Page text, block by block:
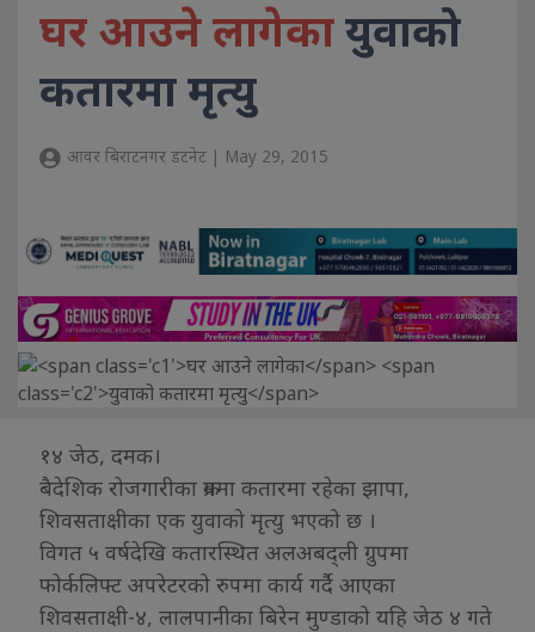
घर आउने लागेकायुवाको
कतारमा मृत्यु
आवर बिराटनगर डटनेट | May 29, 2015
१४ जेठ, दमक।
बैदेशिक रोजगारीका क्रममा कतारमा रहेका झापा,
शिवसताक्षीका एक युवाको मृत्यु भएको छ ।
विगत ५ वर्षदेखि कतारस्थित अलअबद्ली ग्रुपमा
फोर्कलिफ्ट अपरेटरको रुपमा कार्य गर्दै आएका
शिवसताक्षी-४, लालपानीका बिरेन मुण्डाको यहि जेठ ४ गते